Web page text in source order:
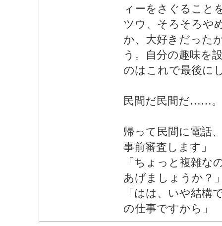
ィーをさぐること
ツウ、そろそろや
か、大好きだった
う。自分の趣味を
のはこれで最後に
民間だ民間だ……。
帰って民間に電話
事前審査します」
「ちょっと複雑な
あげましょうか？
「はは、いや結構
の仕事ですから」